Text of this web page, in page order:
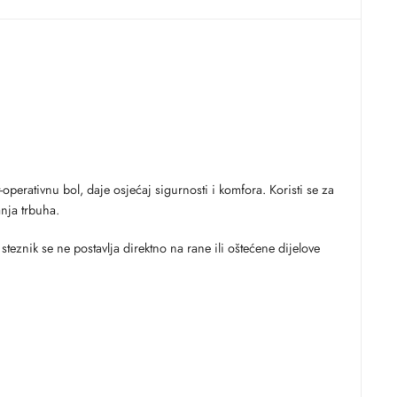
bol, daje osjećaj sigurnosti i komfora. Koristi se za
trbuha.
se ne postavlja direktno na rane ili oštećene dijelove